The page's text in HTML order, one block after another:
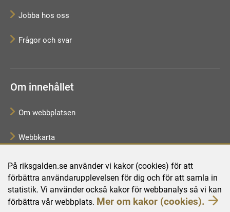
På riksgalden.se använder vi kakor (cookies) för att
förbättra användarupplevelsen för dig och för att samla in
statistik. Vi använder också kakor för webbanalys så vi kan
förbättra vår webbplats. Mer om kakor (cookies).
Jobba hos oss
Frågor och svar
Om innehållet
Om webbplatsen
Webbkarta
Tillgänglighetsredogörelse
Behandling av personuppgifter